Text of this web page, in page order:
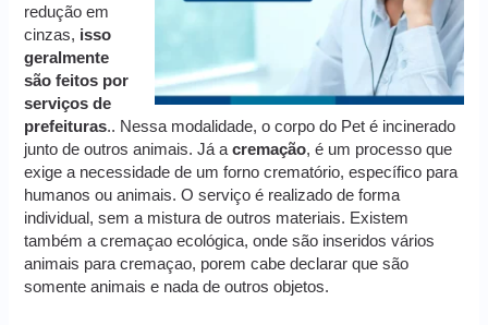
redução em
cinzas, isso
geralmente
são feitos por
serviços de
prefeituras.. Nessa modalidade, o corpo do Pet é incinerado
junto de outros animais. Já acremação, é um processo que
exige a necessidade de um forno crematório, específico para
humanos ou animais. O serviço é realizado de forma
individual, sem a mistura de outros materiais. Existem
também a cremaçao ecológica, onde são inseridos vários
animais para cremaçao, porem cabe declarar que são
somente animais e nada de outros objetos.